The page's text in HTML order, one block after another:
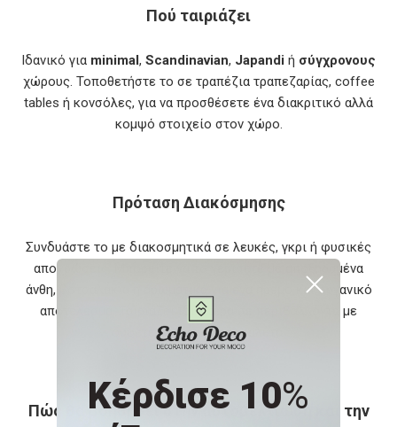
Πού ταιριάζει
Ιδανικό για minimal, Scandinavian, Japandi ή σύγχρονους
χώρους. Τοποθετήστε το σε τραπέζια τραπεζαρίας, coffee
tables ή κονσόλες, για να προσθέσετε ένα διακριτικό αλλά
κομψό στοιχείο στον χώρο.
Πρόταση Διακόσμησης
Συνδυάστε το με διακοσμητικά σε λευκές, γκρι ή φυσικές
αποχρώσεις. Μπορείτε να το γεμίσετε με αποξηραμένα
άνθη, βοτσαλάκια ή αρωματικά για ένα ήρεμο και οργανικό
αποτέλεσμα. Ταιριάζει ιδιαίτερα σε περιβάλλοντα με
ουδέτερη χρωματική παλέτα.
Πώς θα βοηθήσει στην αυτοβελτίωση και την
Κέρδισε 10%